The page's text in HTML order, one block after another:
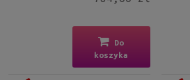
Filtruj
Do
koszyka